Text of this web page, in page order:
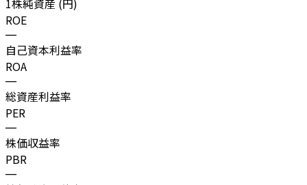
ROE
—
自己資本利益率
ROA
—
総資産利益率
PER
—
株価収益率
PBR
—